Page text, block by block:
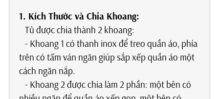
1. Kích Thước và Chia Khoang:
Tủ được chia thành 2 khoang:
- Khoang 1 có thanh inox để treo quần áo, phía
trên có tấm ván ngăn giúp sắp xếp quần áo một
cách ngăn nắp.
- Khoang 2 được chia làm 2 phần: một bên có